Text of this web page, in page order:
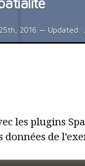
2016 — Updated:
les plugins
de